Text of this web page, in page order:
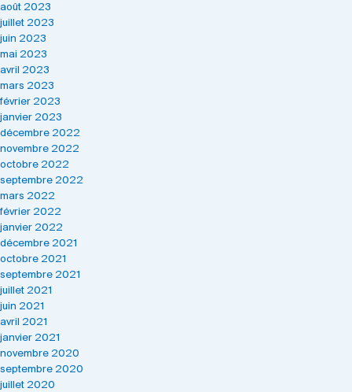
août 2023
juillet 2023
juin 2023
mai 2023
avril 2023
mars 2023
février 2023
janvier 2023
décembre 2022
novembre 2022
octobre 2022
septembre 2022
mars 2022
février 2022
janvier 2022
décembre 2021
octobre 2021
septembre 2021
juillet 2021
juin 2021
avril 2021
janvier 2021
novembre 2020
septembre 2020
juillet 2020